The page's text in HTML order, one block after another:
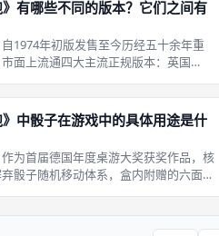
》有哪些不同的版本？它们之间有
自1974年初版发售至今历经五十余年重
面上流通四大主流正规版本：英国
、欧美现代通用重印标准版、国内游人
》中骰子在游戏中的具体用途是什
作为首届德国年度桌游大奖获奖作品，核
骰子随机移动体系，盒内附赠的六面骰